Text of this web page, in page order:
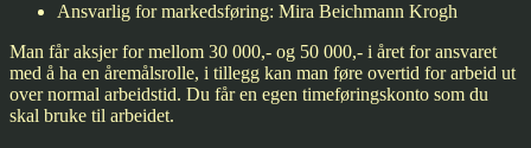
Ansvarlig for markedsføring: Mira Beichmann Krogh
Man får aksjer for mellom 30 000,- og 50 000,- i året for ansvaret
med å ha en åremålsrolle, i tillegg kan man føre overtid for arbeid ut
over normal arbeidstid. Du får en egen timeføringskonto som du
skal bruke til arbeidet.